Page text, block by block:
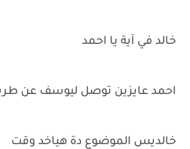
خالد في آية يا احمد
احمد عايزين توصل ليوسف عن
خالديس الموضوع دة هياخد وقت